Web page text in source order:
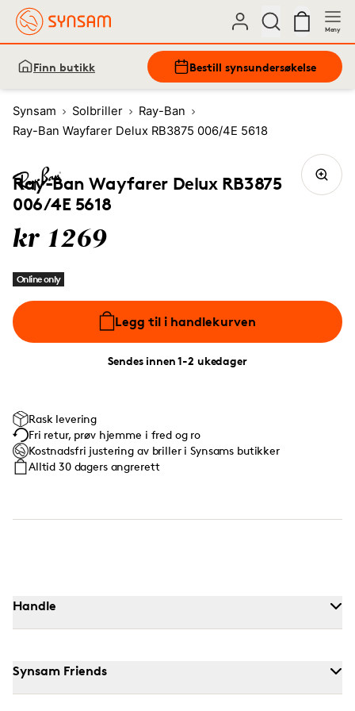
Meny
Finn butikk Bestill synsundersøkelse
Synsam Solbriller
Ray-Ban
Ray-Ban Wayfarer Delux RB3875 006/4E 5618
Ray-Ban Wayfarer Delux RB3875
006/4E 5618
kr 1269
Online only
Legg til i handlekurven
Sendes innen 1-2 ukedager
Rask levering
Fri retur, prøv hjemme i fred og ro
Kostnadsfri justering av briller i Synsams butikker
Alltid 30 dagers angrerett
Handle
Synsam Friends